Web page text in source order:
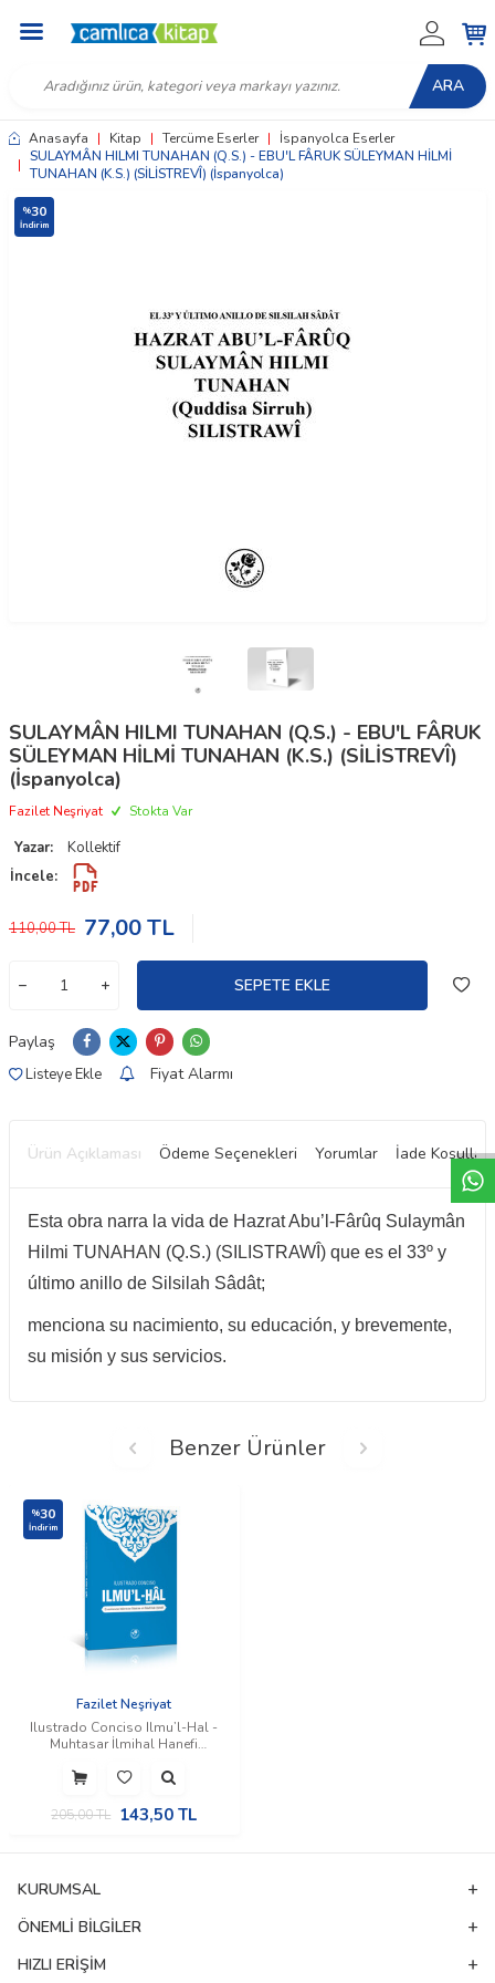
ARA
Anasayfa | Kitap | Tercüme Eserler |
İspanyolca Eserler
| SULAYMÂN HILMI TUNAHAN (Q.S.) - EBU'L FÂRUK SÜLEYMAN HİLMİ
TUNAHAN (K.S.) (SİLİSTREVÎ) (İspanyolca)
%30
İndirim
SULAYMÂN HILMI TUNAHAN (Q.S.) - EBU'L FÂRUK
SÜLEYMAN HİLMİ TUNAHAN (K.S.) (SİLİSTREVÎ)
(İspanyolca)
Fazilet Neşriyat Stokta Var
Yazar:
Kollektif
İncele:
110,00TL 77,00TL
SEPETE EKLE
Paylaş
Listeye Ekle Fiyat Alarmı
Ürün Açıklaması Ödeme Seçenekleri Yorumlar İade Koşulları
Esta obra narra la vida de Hazrat Abu’l-Fârûq Sulaymân
Hilmi TUNAHAN (Q.S.) (SILISTRAWÎ) que es el 33º y
último anillo de Silsilah Sâdât;
menciona su nacimiento, su educación, y brevemente,
su misión y sus servicios.
Benzer Ürünler
%30
İndirim
Fazilet Neşriyat
Ilustrado Conciso Ilmu’l-Hal -
Muhtasar İlmihal Hanefi
205,00TL 143,50 TL
KURUMSAL
ÖNEMLI BILGILER
HIZLI ERIŞIM